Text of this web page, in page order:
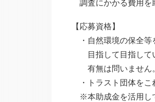
調査にかかる費用を
【応募資格】
・自然環境の保全等
目指して目指してい
有無は問いません
・トラスト団体をこ
※本助成金を活用し